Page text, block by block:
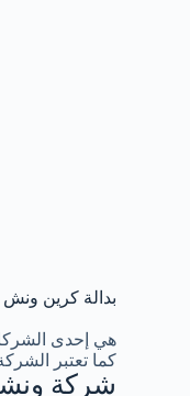
بدالة كرين
هي إحدى
كما تعتبر
شركة